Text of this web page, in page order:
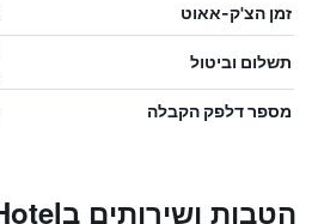
זמן הצ'ק-אאוט
תשלום וביטול
מספר דלפק הקבלה
הטבות ושירותים בGrassmarket Hotel